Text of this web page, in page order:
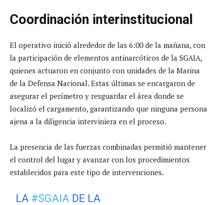
Coordinación interinstitucional
El operativo inició alrededor de las 6:00 de la mañana, con
la participación de elementos antinarcóticos de la SGAIA,
quienes actuaron en conjunto con unidades de la Marina
de la Defensa Nacional. Estas últimas se encargaron de
asegurar el perímetro y resguardar el área donde se
localizó el cargamento, garantizando que ninguna persona
ajena a la diligencia interviniera en el proceso.
La presencia de las fuerzas combinadas permitió mantener
el control del lugar y avanzar con los procedimientos
establecidos para este tipo de intervenciones.
LA #SGAIA DE LA